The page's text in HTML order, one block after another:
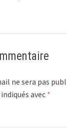
ne sera pas
avec *